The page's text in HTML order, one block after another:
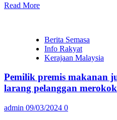
Read More
Berita Semasa
Info Rakyat
Kerajaan Malaysia
Pemilik premis makanan
larang pelanggan
admin 09/03/2024 0